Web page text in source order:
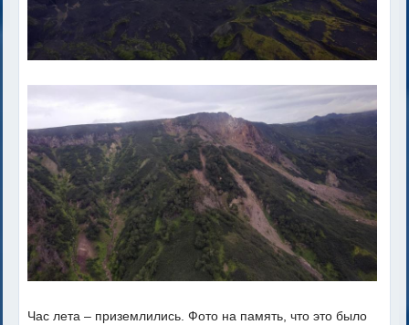
Час лета – приземлились. Фото на память, что это было